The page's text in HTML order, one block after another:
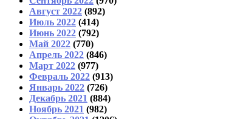
Август 2022 (892)
Июль 2022 (414)
Июнь 2022 (792)
Май 2022 (770)
Апрель 2022 (846)
Март 2022 (977)
Февраль 2022 (913)
Январь 2022 (726)
Декабрь 2021 (884)
Ноябрь 2021 (982)